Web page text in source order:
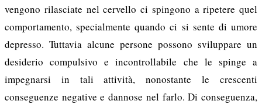
vengono rilasciate nel cervello ci spingono a ripetere quel
comportamento, specialmente quando ci si sente di umore
depresso. Tuttavia alcune persone possono sviluppare un
desiderio compulsivo e incontrollabile che le spinge a
impegnarsi in tali attività, nonostante le crescenti
conseguenze negative e dannose nel farlo. Di conseguenza,